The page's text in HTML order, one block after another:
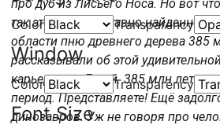
Color Transparency
Window
Color Transparency
Font Size
про дуб из Лисьего Носа. Но вот
так это то, что недавно
области пню древнего дерева
рассказывали об этой
карьере под Лугой. 385 млн лет
период. Представляете! Ещё
динозавров. Уж не говоря про